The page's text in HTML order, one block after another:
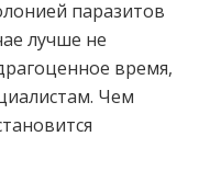
паразитов
лучше не
время,
Чем